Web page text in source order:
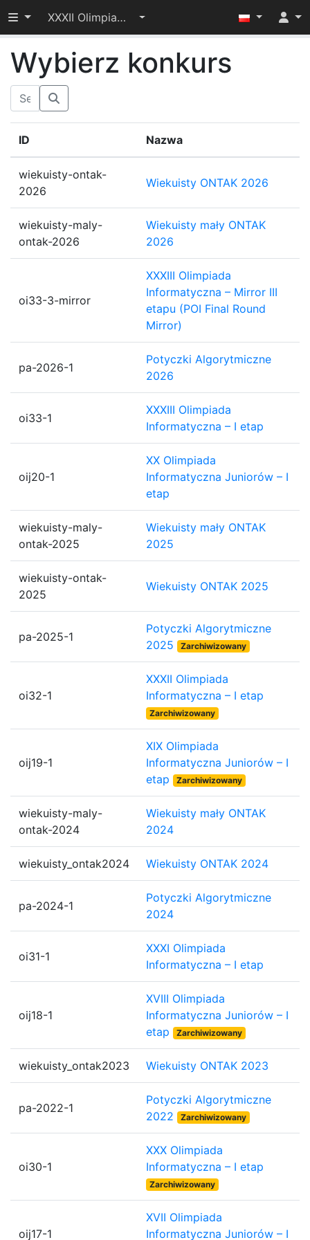
Przełącz widoczność menu
XXXII Olimpiada Informatyczna – I etap
Wybierz konkurs
ID Nazwa
wiekuisty-ontak-
2026
Wiekuisty ONTAK 2026
wiekuisty-maly-
ontak-2026
Wiekuisty mały ONTAK
2026
oi33-3-mirror
XXXIII Olimpiada
Informatyczna – Mirror III
etapu (POI Final Round
Mirror)
pa-2026-1
Potyczki Algorytmiczne
2026
oi33-1
XXXIII Olimpiada
Informatyczna – I etap
oij20-1
XX Olimpiada
Informatyczna Juniorów – I
etap
wiekuisty-maly-
ontak-2025
Wiekuisty mały ONTAK
2025
wiekuisty-ontak-
2025
Wiekuisty ONTAK 2025
pa-2025-1
Potyczki Algorytmiczne
2025
Zarchiwizowany
oi32-1
XXXII Olimpiada
Informatyczna – I etap
Zarchiwizowany
oij19-1
XIX Olimpiada
Informatyczna Juniorów – I
etap
Zarchiwizowany
wiekuisty-maly-
ontak-2024
Wiekuisty mały ONTAK
2024
wiekuisty_ontak2024 Wiekuisty ONTAK 2024
pa-2024-1
Potyczki Algorytmiczne
2024
oi31-1
XXXI Olimpiada
Informatyczna – I etap
oij18-1
XVIII Olimpiada
Informatyczna Juniorów – I
etap
Zarchiwizowany
wiekuisty_ontak2023 Wiekuisty ONTAK 2023
pa-2022-1
Potyczki Algorytmiczne
2022
Zarchiwizowany
oi30-1
XXX Olimpiada
Informatyczna – I etap
Zarchiwizowany
oij17-1
XVII Olimpiada
Informatyczna Juniorów – I